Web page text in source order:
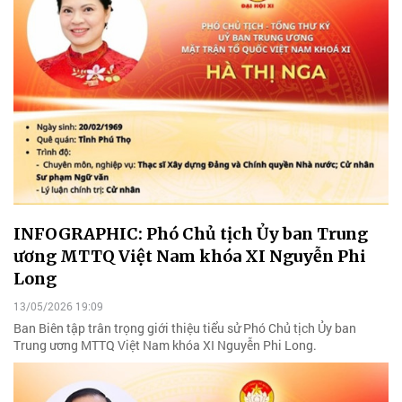
INFOGRAPHIC: Phó Chủ tịch Ủy ban Trung
ương MTTQ Việt Nam khóa XI Nguyễn Phi
Long
13/05/2026 19:09
Ban Biên tập trân trọng giới thiệu tiểu sử Phó Chủ tịch Ủy ban
Trung ương MTTQ Việt Nam khóa XI Nguyễn Phi Long.